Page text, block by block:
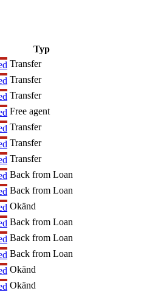
Typ
Transfer
Transfer
Transfer
Free agent
Transfer
Transfer
Transfer
Back from Loan
Back from Loan
Okänd
Back from Loan
Back from Loan
Back from Loan
Okänd
Okänd